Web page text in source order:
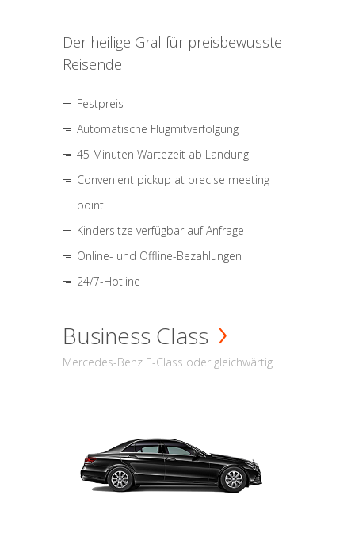
Der heilige Gral für preisbewusste
Reisende
Festpreis
Automatische Flugmitverfolgung
45 Minuten Wartezeit ab Landung
Convenient pickup at precise meeting
point
Kindersitze verfügbar auf Anfrage
Online- und Offline-Bezahlungen
24/7-Hotline
Business Class
Mercedes-Benz E-Class oder gleichwärtig